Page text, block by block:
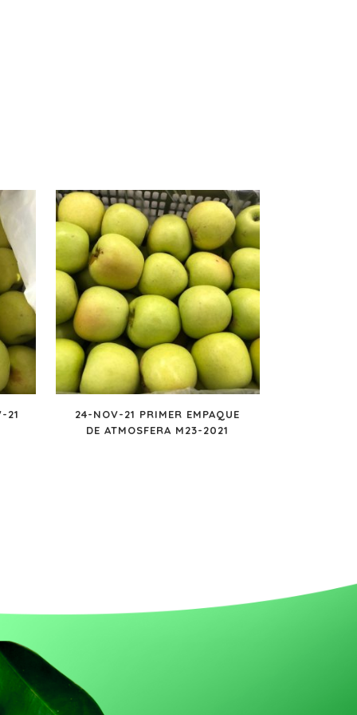
21
24-NOV-21 PRIMER EMPAQUE
DE ATMOSFERA M23-2021